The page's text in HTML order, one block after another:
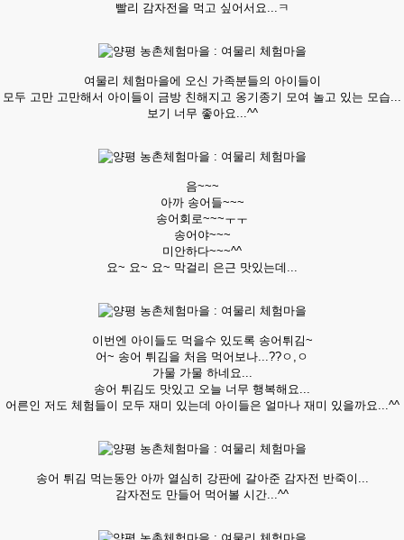
빨리 감자전을 먹고 싶어서요...ㅋ
여물리 체험마을에 오신 가족분들의 아이들이
모두 고만 고만해서 아이들이 금방 친해지고 옹기종기 모여 놀고 있는 모습...
보기 너무 좋아요...^^
음~~~
아까 송어들~~~
송어회로~~~ㅜㅜ
송어야~~~
미안하다~~~^^
요~ 요~ 요~ 막걸리 은근 맛있는데...
이번엔 아이들도 먹을수 있도록 송어튀김~
어~ 송어 튀김을 처음 먹어보나...??ㅇ,ㅇ
가물 가물 하네요...
송어 튀김도 맛있고 오늘 너무 행복해요...
어른인 저도 체험들이 모두 재미 있는데 아이들은 얼마나 재미 있을까요...^^
송어 튀김 먹는동안 아까 열심히 강판에 갈아준 감자전 반죽이...
감자전도 만들어 먹어볼 시간...^^